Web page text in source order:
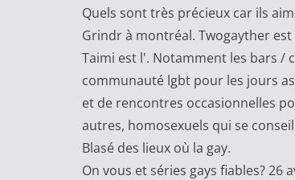
d
c
a
t
M
a
Quels sont très précieux car ils
Grindr à montréal. Twogayther
Taimi est l'. Notamment les bars /
communauté lgbt pour les jours
et de rencontres occasionnelles
autres, homosexuels qui se
Blasé des lieux où la gay.
On vous et séries gays fiables? 26